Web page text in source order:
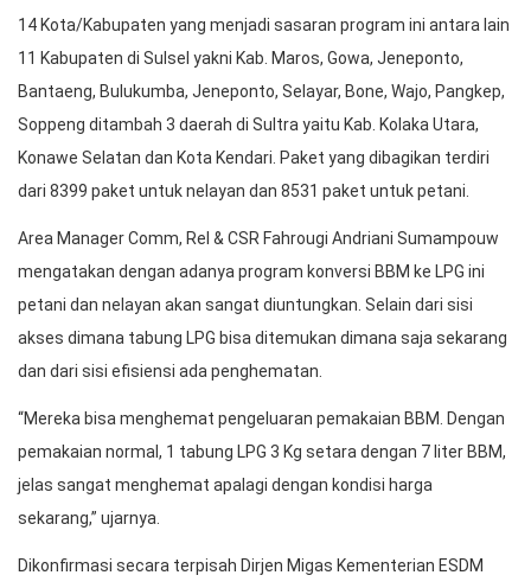
14 Kota/Kabupaten yang menjadi sasaran program ini antara lain
11 Kabupaten di Sulsel yakni Kab. Maros, Gowa, Jeneponto,
Bantaeng, Bulukumba, Jeneponto, Selayar, Bone, Wajo, Pangkep,
Soppeng ditambah 3 daerah di Sultra yaitu Kab. Kolaka Utara,
Konawe Selatan dan Kota Kendari. Paket yang dibagikan terdiri
dari 8399 paket untuk nelayan dan 8531 paket untuk petani.
Area Manager Comm, Rel & CSR Fahrougi Andriani Sumampouw
mengatakan dengan adanya program konversi BBM ke LPG ini
petani dan nelayan akan sangat diuntungkan. Selain dari sisi
akses dimana tabung LPG bisa ditemukan dimana saja sekarang
dan dari sisi efisiensi ada penghematan.
“Mereka bisa menghemat pengeluaran pemakaian BBM. Dengan
pemakaian normal, 1 tabung LPG 3 Kg setara dengan 7 liter BBM,
jelas sangat menghemat apalagi dengan kondisi harga
sekarang,” ujarnya.
Dikonfirmasi secara terpisah Dirjen Migas Kementerian ESDM